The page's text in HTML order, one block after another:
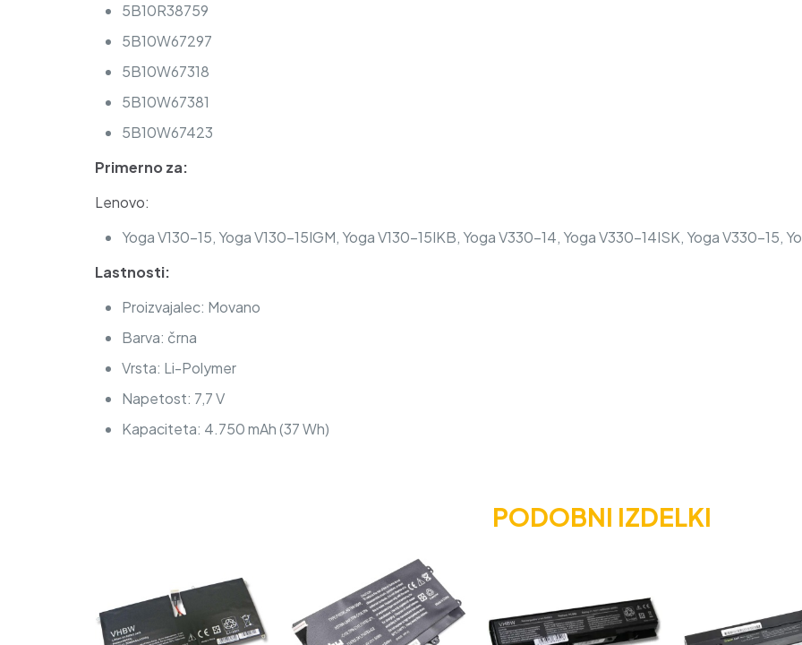
5B10R38759
5B10W67297
5B10W67318
5B10W67381
5B10W67423
Primerno za:
Lenovo:
Yoga V130-15, Yoga V130-15IGM, Yoga V130-15IKB, Yoga V330-14, Yoga V330-14ISK, Yoga V330-15,
Lastnosti:
Proizvajalec: Movano
Barva: črna
Vrsta: Li-Polymer
Napetost: 7,7 V
Kapaciteta: 4.750 mAh (37 Wh)
PODOBNI IZDELKI